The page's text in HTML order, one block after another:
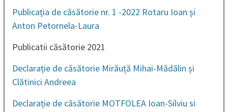
Publicația de căsătorie nr. 1 -2022 Rotaru Ioan și
Anton Petornela-Laura
Publicatii căsătorie 2021
Declarație de căsătorie Mirăuță Mihai-Mădălin și
Clătinici Andreea
Declarație de căsătorie MOTFOLEA Ioan-Silviu si